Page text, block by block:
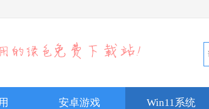
安卓游戏 Win11系统